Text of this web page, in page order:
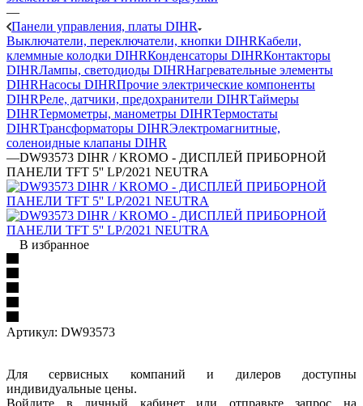
—
Панели управления, платы DIHR
Выключатели, переключатели, кнопки DIHRКабели,
клеммные колодки DIHRКонденсаторы DIHRКонтакторы
DIHRЛампы, светодиоды DIHRНагревательные элементы
DIHRНасосы DIHRПрочие электрические компоненты
DIHRРеле, датчики, предохранители DIHRТаймеры
DIHRТермометры, манометры DIHRТермостаты
DIHRТрансформаторы DIHRЭлектромагнитные,
соленоидные клапаны DIHR
—DW93573 DIHR / KROMO - ДИСПЛЕЙ ПРИБОРНОЙ
ПАНЕЛИ TFT 5'' LP/2021 NEUTRA
В избранное
Артикул: DW93573
Для сервисных компаний и дилеров доступны
индивидуальные цены.
Войдите в личный кабинет или отправьте запрос на